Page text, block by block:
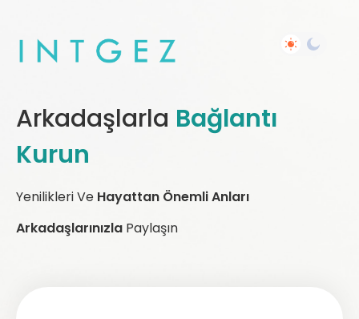
Arkadaşlarla Bağlantı
Kurun
Yenilikleri Ve Hayattan Önemli Anları
Arkadaşlarınızla Paylaşın